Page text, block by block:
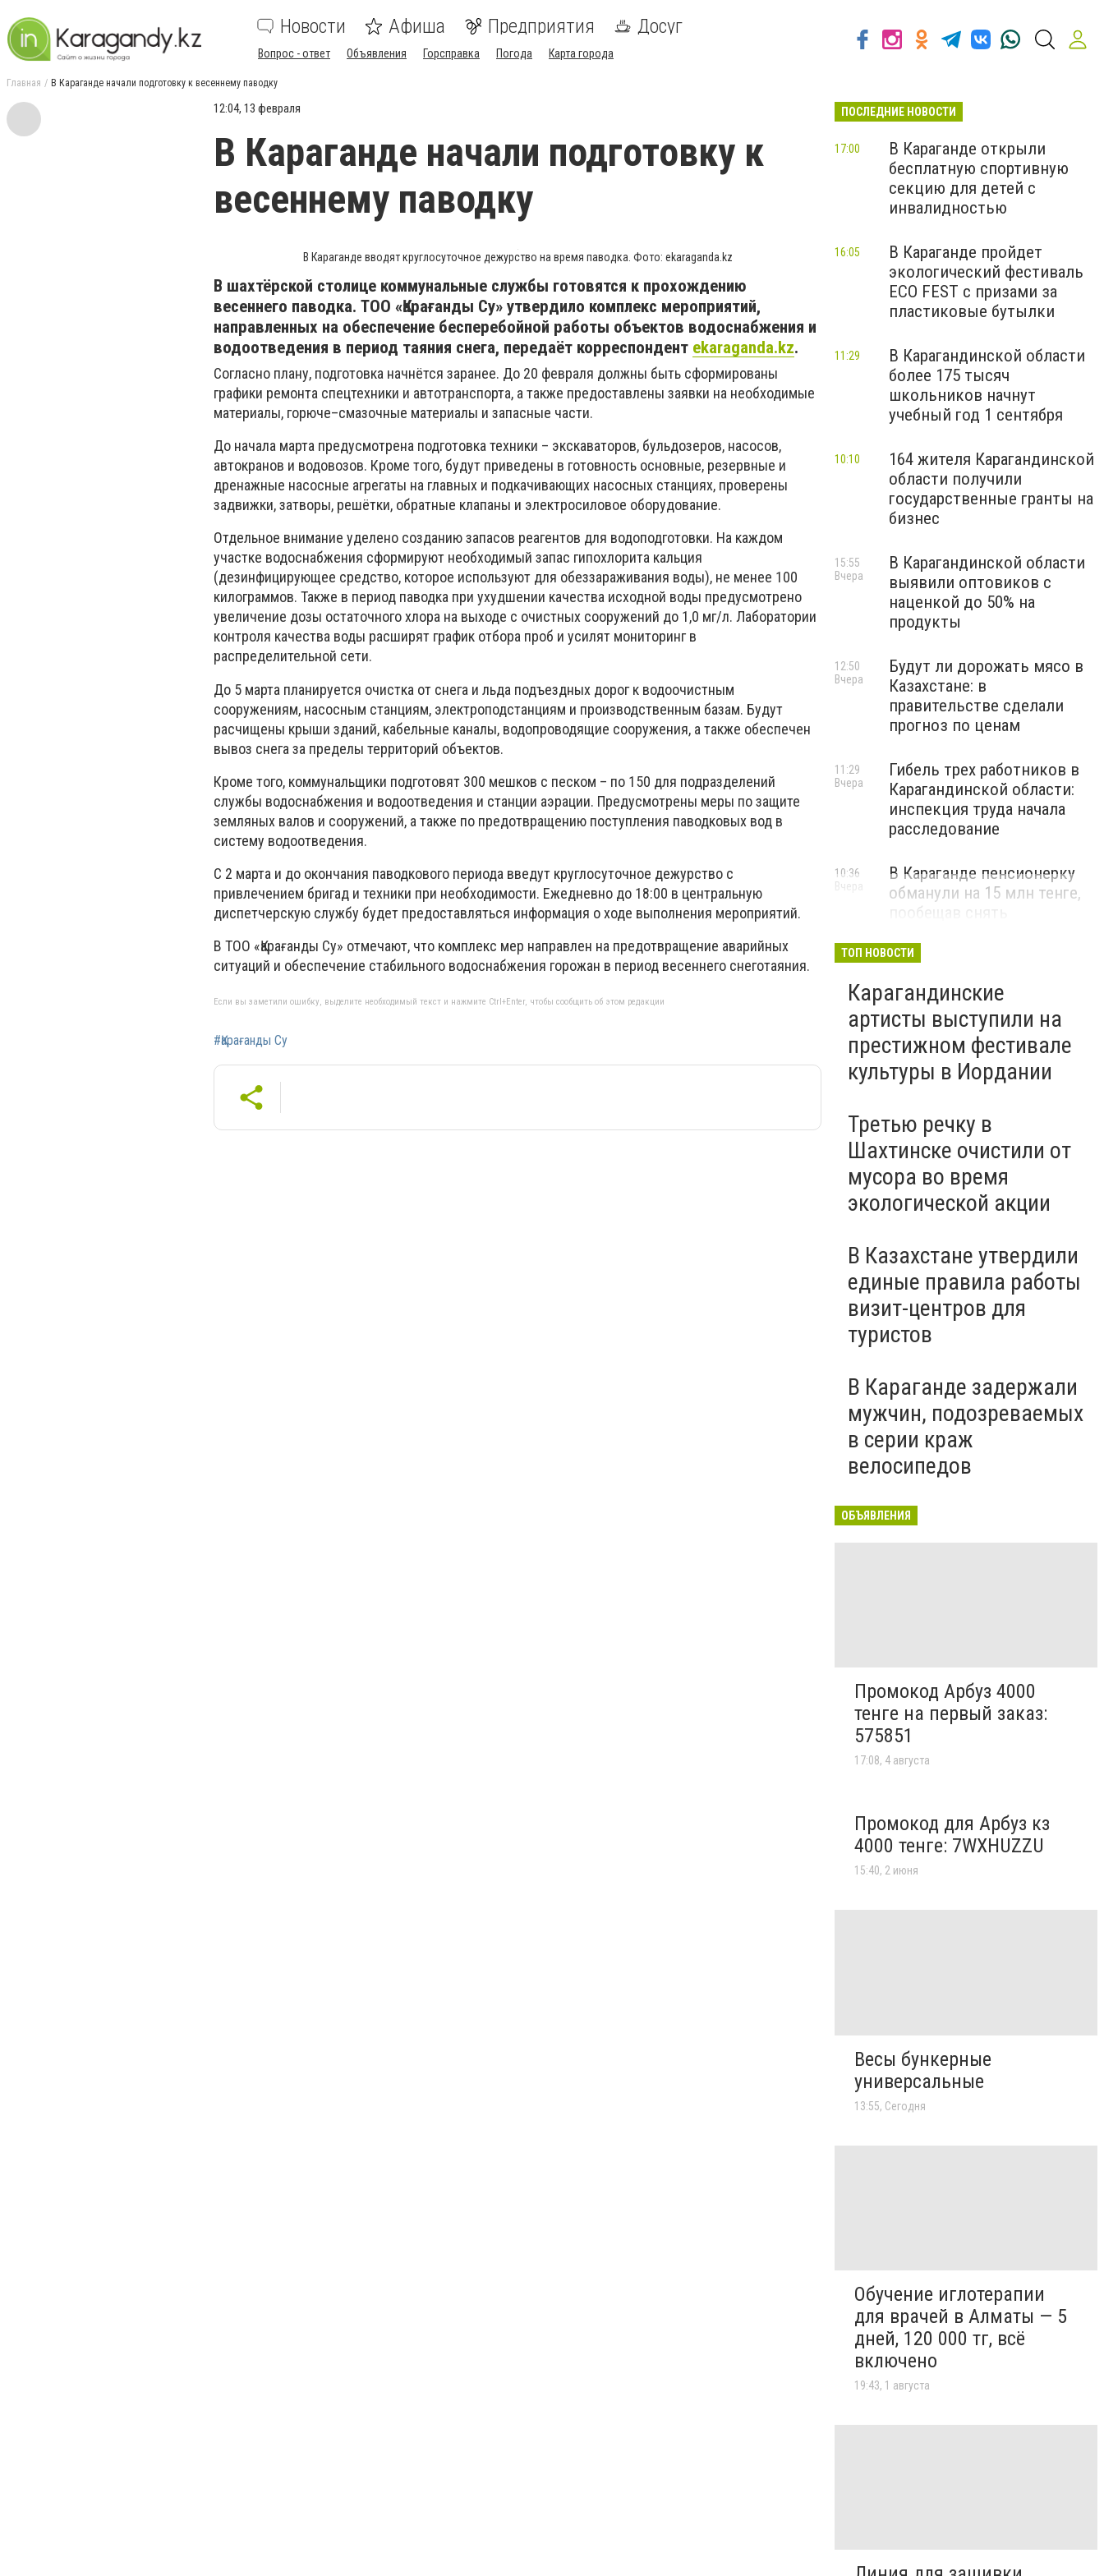
Новости Афиша Предприятия Досуг
Вопрос - ответ Объявления Горсправка Погода Карта города
Главная В Караганде начали подготовку к весеннему паводку
12:04, 13 февраля
В Караганде начали подготовку к
весеннему паводку
В Караганде вводят круглосуточное дежурство на время паводка. Фото: ekaraganda.kz
В шахтёрской столице коммунальные службы готовятся к прохождению
весеннего паводка. ТОО «Қарағанды Су» утвердило комплекс мероприятий,
направленных на обеспечение бесперебойной работы объектов водоснабжения и
водоотведения в период таяния снега, передаёт корреспондент ekaraganda.kz.
Согласно плану, подготовка начнётся заранее. До 20 февраля должны быть сформированы
графики ремонта спецтехники и автотранспорта, а также предоставлены заявки на необходимые
материалы, горюче–смазочные материалы и запасные части.
До начала марта предусмотрена подготовка техники – экскаваторов, бульдозеров, насосов,
автокранов и водовозов. Кроме того, будут приведены в готовность основные, резервные и
дренажные насосные агрегаты на главных и подкачивающих насосных станциях, проверены
задвижки, затворы, решётки, обратные клапаны и электросиловое оборудование.
Отдельное внимание уделено созданию запасов реагентов для водоподготовки. На каждом
участке водоснабжения сформируют необходимый запас гипохлорита кальция
(дезинфицирующее средство, которое используют для обеззараживания воды), не менее 100
килограммов. Также в период паводка при ухудшении качества исходной воды предусмотрено
увеличение дозы остаточного хлора на выходе с очистных сооружений до 1,0 мг/л. Лаборатории
контроля качества воды расширят график отбора проб и усилят мониторинг в
распределительной сети.
До 5 марта планируется очистка от снега и льда подъездных дорог к водоочистным
сооружениям, насосным станциям, электроподстанциям и производственным базам. Будут
расчищены крыши зданий, кабельные каналы, водопроводящие сооружения, а также обеспечен
вывоз снега за пределы территорий объектов.
Кроме того, коммунальщики подготовят 300 мешков с песком – по 150 для подразделений
службы водоснабжения и водоотведения и станции аэрации. Предусмотрены меры по защите
земляных валов и сооружений, а также по предотвращению поступления паводковых вод в
систему водоотведения.
С 2 марта и до окончания паводкового периода введут круглосуточное дежурство с
привлечением бригад и техники при необходимости. Ежедневно до 18:00 в центральную
диспетчерскую службу будет предоставляться информация о ходе выполнения мероприятий.
В ТОО «Қарағанды Су» отмечают, что комплекс мер направлен на предотвращение аварийных
ситуаций и обеспечение стабильного водоснабжения горожан в период весеннего снеготаяния.
Если вы заметили ошибку, выделите необходимый текст и нажмите Ctrl+Enter, чтобы сообщить об этом редакции
#Қарағанды Су
ПОСЛЕДНИЕ НОВОСТИ
В Караганде открыли
бесплатную спортивную
секцию для детей с
инвалидностью
17:00
В Караганде пройдет
экологический фестиваль
ECO FEST с призами за
пластиковые бутылки
16:05
В Карагандинской области
более 175 тысяч
школьников начнут
учебный год 1 сентября
11:29
164 жителя Карагандинской
области получили
государственные гранты на
бизнес
10:10
В Карагандинской области
выявили оптовиков с
наценкой до 50% на
продукты
15:55
Вчера
Будут ли дорожать мясо в
Казахстане: в
правительстве сделали
прогноз по ценам
12:50
Вчера
Гибель трех работников в
Карагандинской области:
инспекция труда начала
расследование
11:29
Вчера
В Караганде пенсионерку
обманули на 15 млн тенге,
пообещав снять
ВИДЕО
10:36
Вчера
ТОП НОВОСТИ
Карагандинские
артисты выступили на
престижном фестивале
культуры в Иордании
Третью речку в
Шахтинске очистили от
мусора во время
экологической акции
В Казахстане утвердили
единые правила работы
визит-центров для
туристов
В Караганде задержали
мужчин, подозреваемых
в серии краж
велосипедов
ОБЪЯВЛЕНИЯ
Промокод Арбуз 4000
тенге на первый заказ:
575851
17:08, 4 августа
Промокод для Арбуз кз
4000 тенге: 7WXHUZZU
15:40, 2 июня
Весы бункерные
универсальные
13:55, Сегодня
Обучение иглотерапии
для врачей в Алматы — 5
дней, 120 000 тг, всё
включено
19:43, 1 августа